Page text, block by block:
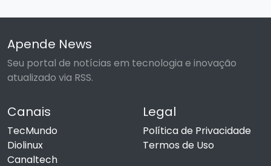
Apende News
Seu portal de notícias em tecnologia e inovação
atualizado via RSS.
Canais
TecMundo
Diolinux
Canaltech
Legal
Política de Privacidade
Termos de Uso